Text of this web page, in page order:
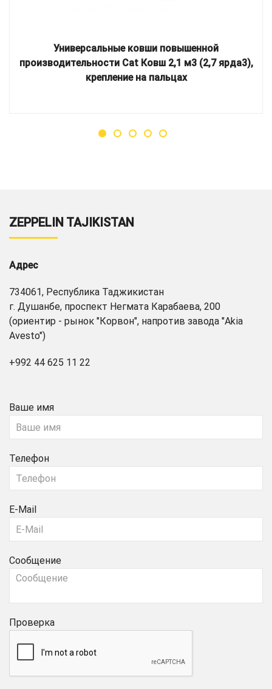
Универсальные ковши повышенной
производительности Cat Ковш 2,1 м3 (2,7 ярда3),
крепление на пальцах
ZEPPELIN TAJIKISTAN
Адрес
734061, Республика Таджикистан
г. Душанбе, проспект Негмата Карабаева, 200
(ориентир - рынок "Корвон", напротив завода "Akia
Avesto")
+992 44 625 11 22
Ваше имя
Телефон
E-Mail
Сообщение
Проверка